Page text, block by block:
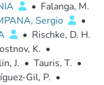
• Falanga, M.
Sergio
•
• Rischke, D. H.
K. •
J. • Tauris, T. •
Gil, P. •